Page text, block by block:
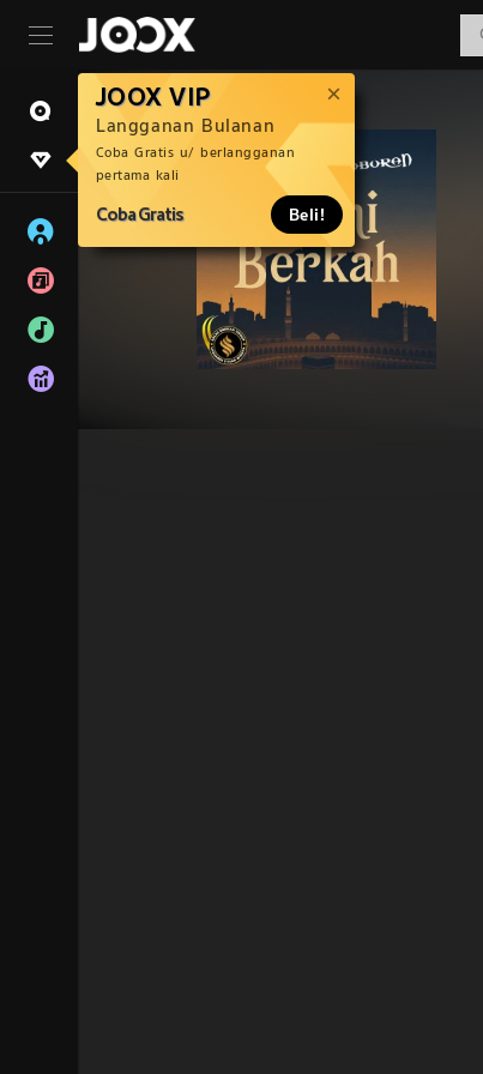
JOOX VIP
Langganan Bulanan
Coba Gratis u/ berlangganan
pertama kali
Coba Gratis Beli!